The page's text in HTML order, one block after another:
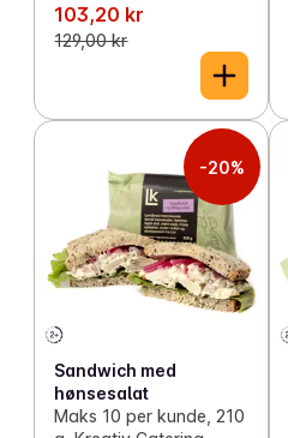
103,20 kr
129,00 kr
-20%
Sandwich med
hønsesalat
Maks 10 per kunde, 210